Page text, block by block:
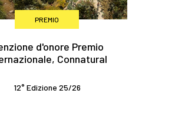
PREMIO
d'onore Premio
Connatural
12° Edizione 25/26